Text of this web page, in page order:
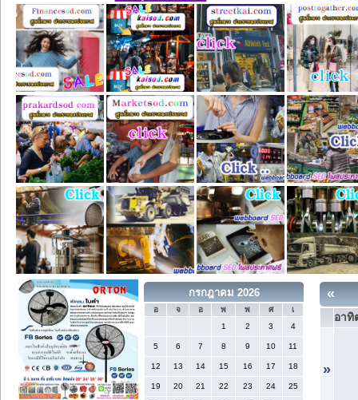
กรกฎาคม 2026
อ จ อ พ พ ศ
เ
1
2 3 4
5 6 7 8 9 10 11
12 13 14 15 16 17 18
19 20 21 22 23 24 25
«
อาทิ
»